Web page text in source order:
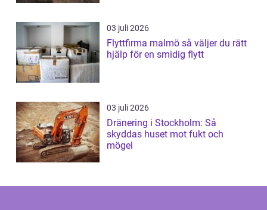
03 juli 2026
Flyttfirma malmö så väljer du rätt
hjälp för en smidig flytt
03 juli 2026
Dränering i Stockholm: Så
skyddas huset mot fukt och
mögel